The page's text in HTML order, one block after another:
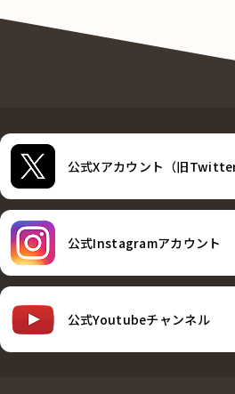
公式Xアカウント（旧Twitter
公式Instagramアカウント
公式Youtubeチャンネル